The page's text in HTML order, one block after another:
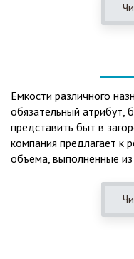
механическая и
Главная причина
также отнести:
безупречное качество
стойкость к высокому
ненаполненном
полная герметичность,
Емкости различного
обязательный атрибут,
представить быт в
компания предлагает к
объема, выполненные
одна из основных сфер
это организация